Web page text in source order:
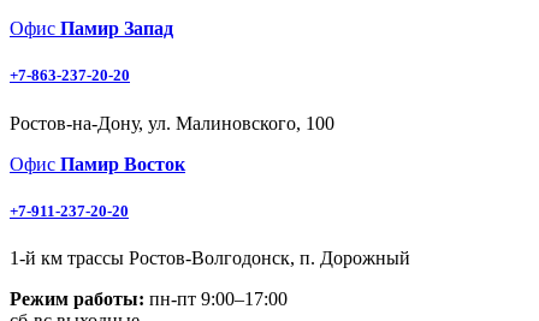
Офис Памир Запад
+7-863-237-20-20
Ростов-на-Дону, ул. Малиновского, 100
Офис Памир Восток
+7-911-237-20-20
1-й км трассы Ростов-Волгодонск, п. Дорожный
Режим работы: пн-пт 9:00–17:00